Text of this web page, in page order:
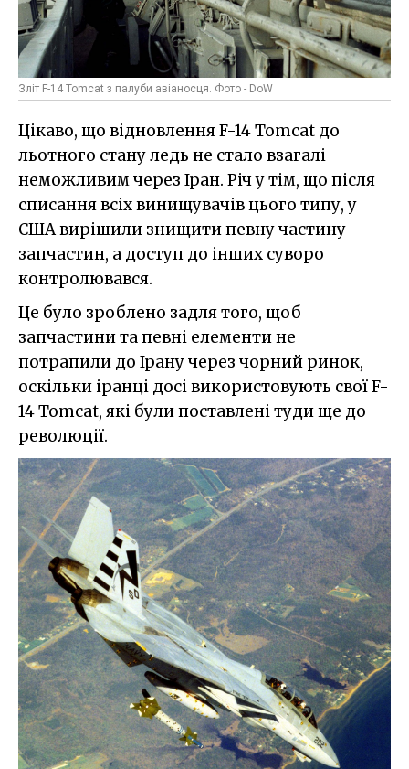
Зліт F-14 Tomcat з палуби авіаносця. Фото - DoW
Цікаво, що відновлення F-14 Tomcat до
льотного стану ледь не стало взагалі
неможливим через Іран. Річ у тім, що після
списання всіх винищувачів цього типу, у
США вирішили знищити певну частину
запчастин, а доступ до інших суворо
контролювався.
Це було зроблено задля того, щоб
запчастини та певні елементи не
потрапили до Ірану через чорний ринок,
оскільки іранці досі використовують свої F-
14 Tomcat, які були поставлені туди ще до
революції.